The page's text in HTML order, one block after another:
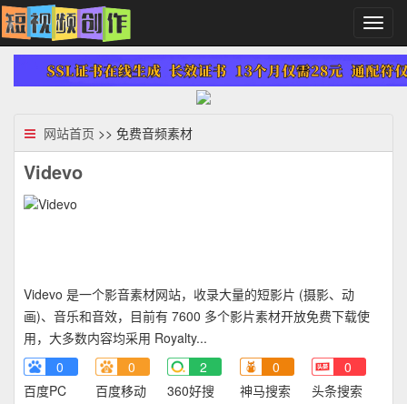
切
换
导
航
网站首页 >> 免费音频素材
Videvo
Videvo 是一个影音素材网站，收录大量的短影片 (摄影、动
画)、音乐和音效，目前有 7600 多个影片素材开放免费下载使
用，大多数内容均采用 Royalty...
0
百度PC
0
百度移动
2
360好搜
0
神马搜索
0
头条搜索